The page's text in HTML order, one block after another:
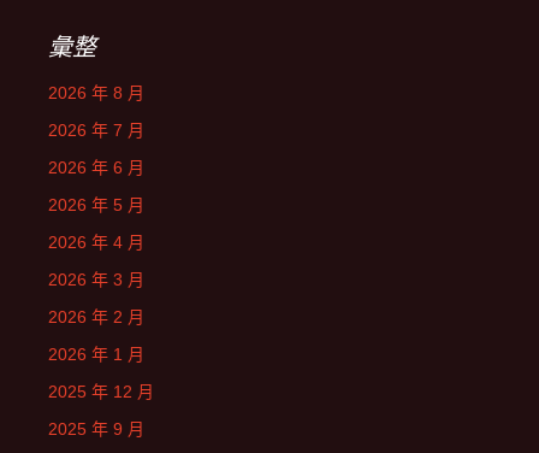
彙整
2026 年 8 月
2026 年 7 月
2026 年 6 月
2026 年 5 月
2026 年 4 月
2026 年 3 月
2026 年 2 月
2026 年 1 月
2025 年 12 月
2025 年 9 月